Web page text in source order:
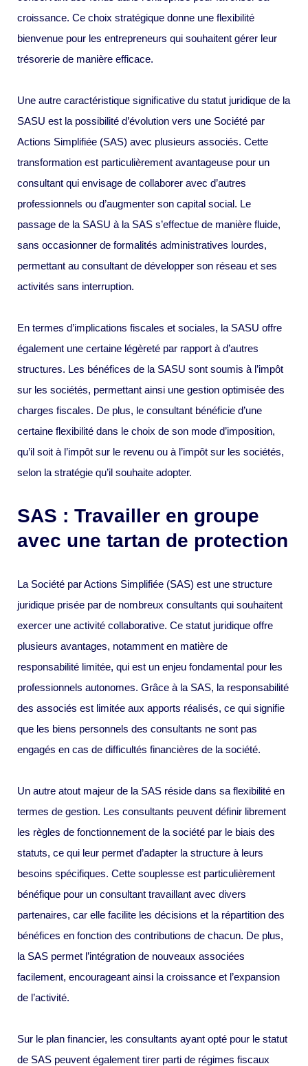
croissance. Ce choix stratégique donne une flexibilité
bienvenue pour les entrepreneurs qui souhaitent gérer leur
trésorerie de manière efficace.
Une autre caractéristique significative du statut juridique de la
SASU est la possibilité d’évolution vers une Société par
Actions Simplifiée (SAS) avec plusieurs associés. Cette
transformation est particulièrement avantageuse pour un
consultant qui envisage de collaborer avec d’autres
professionnels ou d’augmenter son capital social. Le
passage de la SASU à la SAS s’effectue de manière fluide,
sans occasionner de formalités administratives lourdes,
permettant au consultant de développer son réseau et ses
activités sans interruption.
En termes d’implications fiscales et sociales, la SASU offre
également une certaine légèreté par rapport à d’autres
structures. Les bénéfices de la SASU sont soumis à l’impôt
sur les sociétés, permettant ainsi une gestion optimisée des
charges fiscales. De plus, le consultant bénéficie d’une
certaine flexibilité dans le choix de son mode d’imposition,
qu’il soit à l’impôt sur le revenu ou à l’impôt sur les sociétés,
selon la stratégie qu’il souhaite adopter.
SAS : Travailler en groupe
avec une tartan de protection
La Société par Actions Simplifiée (SAS) est une structure
juridique prisée par de nombreux consultants qui souhaitent
exercer une activité collaborative. Ce statut juridique offre
plusieurs avantages, notamment en matière de
responsabilité limitée, qui est un enjeu fondamental pour les
professionnels autonomes. Grâce à la SAS, la responsabilité
des associés est limitée aux apports réalisés, ce qui signifie
que les biens personnels des consultants ne sont pas
engagés en cas de difficultés financières de la société.
Un autre atout majeur de la SAS réside dans sa flexibilité en
termes de gestion. Les consultants peuvent définir librement
les règles de fonctionnement de la société par le biais des
statuts, ce qui leur permet d’adapter la structure à leurs
besoins spécifiques. Cette souplesse est particulièrement
bénéfique pour un consultant travaillant avec divers
partenaires, car elle facilite les décisions et la répartition des
bénéfices en fonction des contributions de chacun. De plus,
la SAS permet l’intégration de nouveaux associées
facilement, encourageant ainsi la croissance et l’expansion
de l’activité.
Sur le plan financier, les consultants ayant opté pour le statut
de SAS peuvent également tirer parti de régimes fiscaux